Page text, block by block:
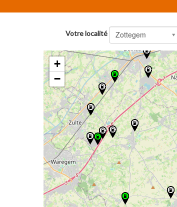
Votre localité Zottegem
+
−